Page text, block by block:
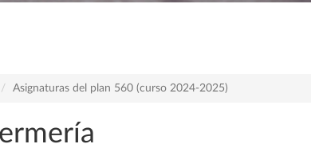
Asignaturas del plan 560 (curso 2024-2025)